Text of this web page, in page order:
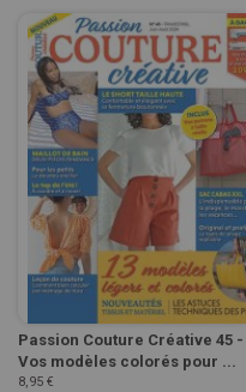
Passion Couture Créative 45 -
Vos modèles colorés pour ...
8,95 €